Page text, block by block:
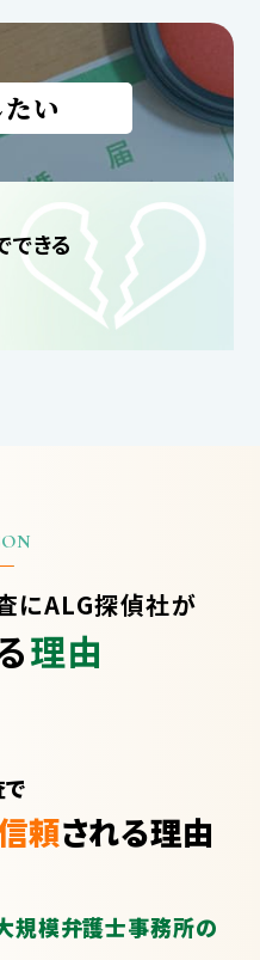
い
できる
にALG探偵社が
理由
頼される理由
規模弁護士事務所の